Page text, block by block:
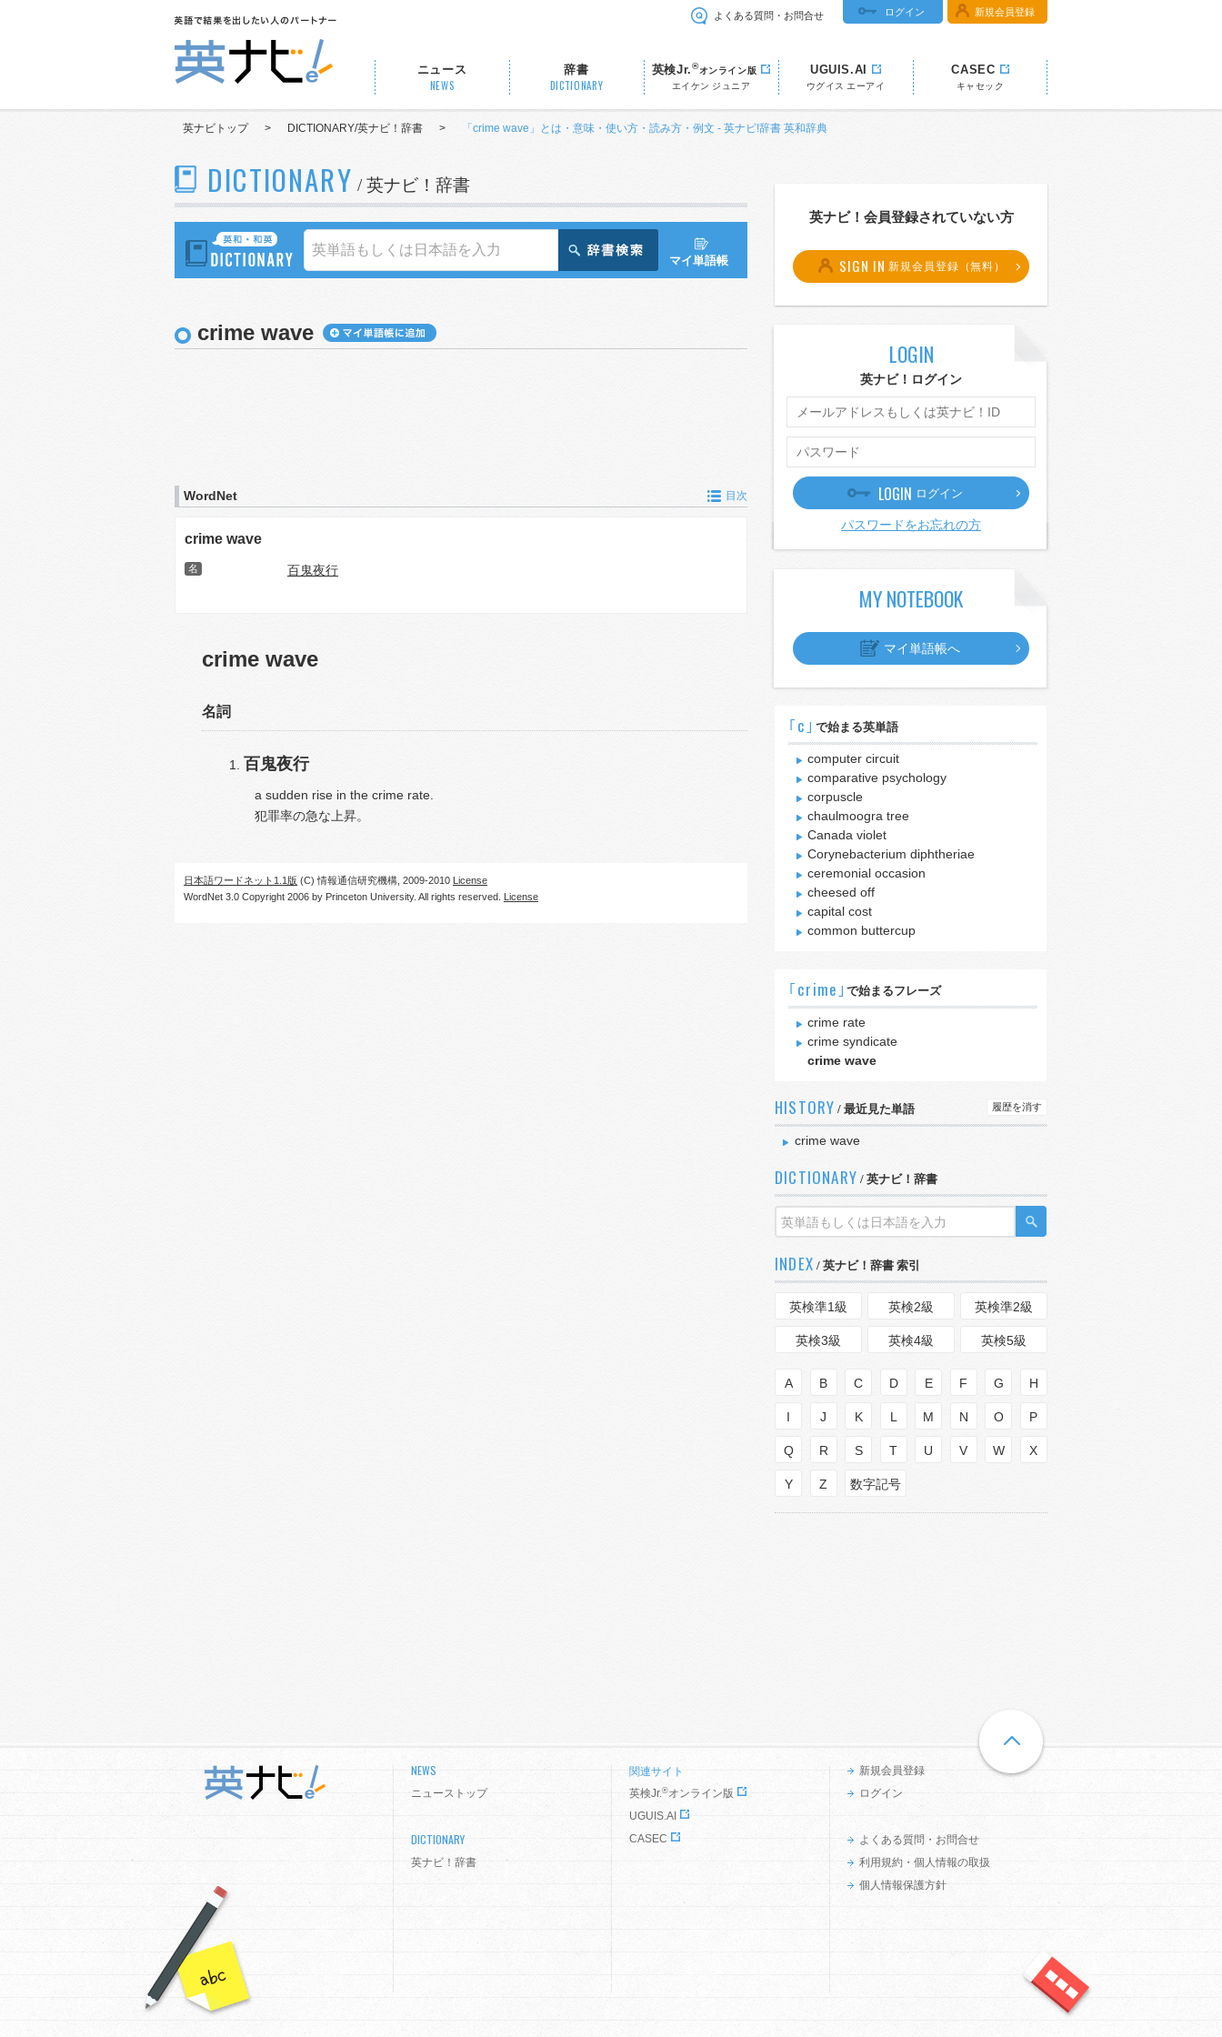
よくある質問・お問合せ ログイン 新規会員登録
ニュース
NEWS
辞書
DICTIONARY
英検Jr.®オンライン版
エイケン ジュニア
UGUIS.AI
ウグイス エーアイ
CASEC
キャセック
英ナビトップ > DICTIONARY/英ナビ！辞書 > 「crime wave」とは・意味・使い方・読み方・例文 - 英ナビ!辞書 英和辞典
DICTIONARY / 英ナビ！辞書
マイ単語帳
crime wave
WordNet 目次
crime wave
名 百鬼夜行
crime wave
名詞
百鬼夜行
a sudden rise in the crime rate.
犯罪率の急な上昇。
日本語ワードネット1.1版 (C) 情報通信研究機構, 2009-2010 License
WordNet 3.0 Copyright 2006 by Princeton University. All rights reserved. License
英ナビ！会員登録されていない方
SIGN IN 新規会員登録（無料）
LOGIN
英ナビ！ログイン
LOGIN ログイン
パスワードをお忘れの方
MY NOTEBOOK
マイ単語帳へ
｢c｣ で始まる英単語
computer circuit
comparative psychology
corpuscle
chaulmoogra tree
Canada violet
Corynebacterium diphtheriae
ceremonial occasion
cheesed off
capital cost
common buttercup
｢crime｣で始まるフレーズ
crime rate
crime syndicate
crime wave
HISTORY / 最近見た単語 履歴を消す
crime wave
DICTIONARY / 英ナビ！辞書
INDEX / 英ナビ！辞書 索引
英検準1級 英検2級 英検準2級
英検3級 英検4級 英検5級
A B C D E F G H
I J K L M N O P
Q R S T U V W X
Y Z 数字記号
NEWS
ニューストップ
DICTIONARY
英ナビ！辞書
関連サイト
英検Jr.®オンライン版
UGUIS.AI
CASEC
新規会員登録
ログイン
よくある質問・お問合せ
利用規約・個人情報の取扱
個人情報保護方針